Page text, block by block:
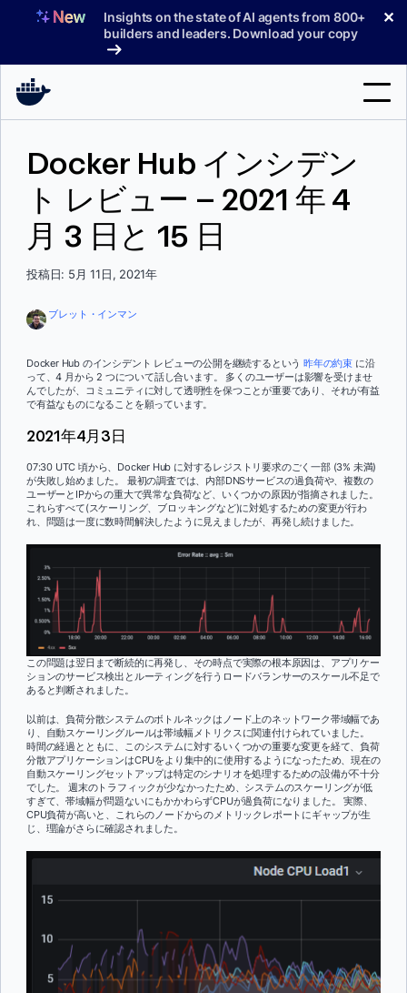
へ
Insights on the state of AI agents from 800+
builders and leaders. Download your copy
✕
製品
サポート
索
サインイン
Docker Hub インシデン
ト レビュー – 2021 年 4
月 3 日と 15 日
投稿日: 5月 11日, 2021年
ブレット・インマン
Docker Hub のインシデント レビューの公開を継続するという 昨年の約束 に沿
って、4 月から 2 つについて話し合います。 多くのユーザーは影響を受けませ
んでしたが、コミュニティに対して透明性を保つことが重要であり、それが有益
で有益なものになることを願っています。
2021年4月3日
07:30 UTC 頃から、Docker Hub に対するレジストリ要求のごく一部 (3% 未満)
が失敗し始めました。 最初の調査では、内部DNSサービスの過負荷や、複数の
ユーザーとIPからの重大で異常な負荷など、いくつかの原因が指摘されました。
これらすべて(スケーリング、ブロッキングなど)に対処するための変更が行わ
れ、問題は一度に数時間解決したように見えましたが、再発し続けました。
この問題は翌日まで断続的に再発し、その時点で実際の根本原因は、アプリケー
ションのサービス検出とルーティングを行うロードバランサーのスケール不足で
あると判断されました。
以前は、負荷分散システムのボトルネックはノード上のネットワーク帯域幅であ
り、自動スケーリングルールは帯域幅メトリクスに関連付けられていました。
時間の経過とともに、このシステムに対するいくつかの重要な変更を経て、負荷
分散アプリケーションはCPUをより集中的に使用するようになったため、現在の
自動スケーリングセットアップは特定のシナリオを処理するための設備が不十分
でした。 週末のトラフィックが少なかったため、システムのスケーリングが低
すぎて、帯域幅が問題ないにもかかわらずCPUが過負荷になりました。 実際、
CPU負荷が高いと、これらのノードからのメトリックレポートにギャップが生
じ、理論がさらに確認されました。